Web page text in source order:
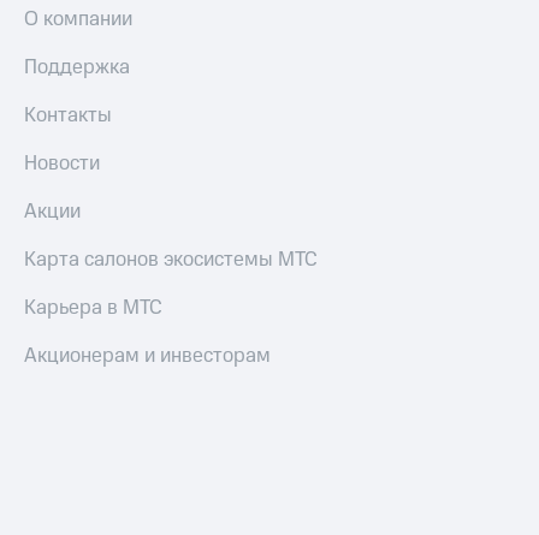
О компании
Поддержка
Контакты
Новости
Акции
Карта салонов экосистемы МТС
Карьера в МТС
Акционерам и инвесторам